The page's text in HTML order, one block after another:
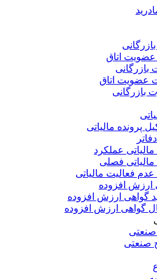
عضویت اتاق
بازرگانی
عضویت اتاق
بازرگانی
پرونده مالیاتی
مالیاتی عملکرد
مالیاتی فصلی
عدم فعالیت مالیاتی
ارزش افزوده
گواهی ارزش افزوده
گواهی ارزش افزوده
صنعتی